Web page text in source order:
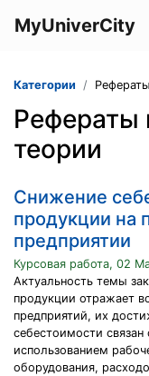
MyUniverCity
Категории
Рефераты
теории
Cнижение
продукции
предприятии
Курсовая работа, 02
Актуальность темы
продукции отражает
предприятий, их
себестоимости
использованием
оборудования,